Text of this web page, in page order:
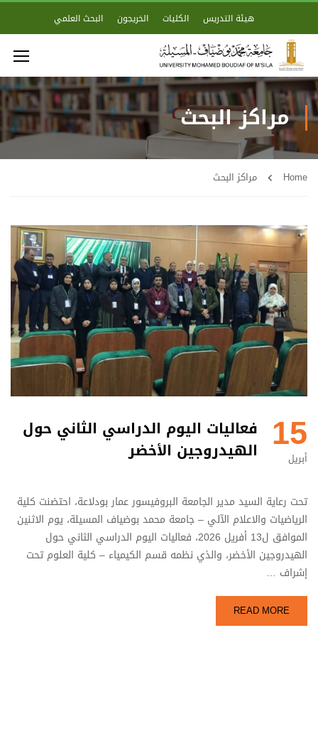
هيئة التدريس الكليات الخريجون البحث العلمي
مراكز البحث
Home مراكز البحث
15
أبريل
فعاليات اليوم الدراسي الثاني حول
الهيدروجين الأخضر
تحت رعاية السيد مدير الجامعة البروفيسور عمار بودلاعة، احتضنت كلية
الرياضيات والاعلام الآلي – جامعة محمد بوضياف المسيلة، يوم الاثنين
الموافق ل13 أفريل 2026، فعاليات اليوم الدراسي الثاني حول
الهيدروجين الأخضر، والذي نظمه قسم الكيمياء – كلية العلوم تحت
إشراف …
READ MORE